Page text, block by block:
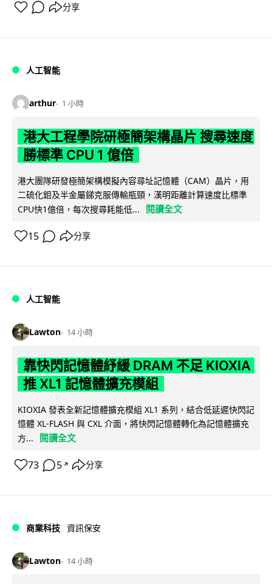
分享
人工智能
arthur 1 小時
港大工程學院研極簡架構晶片 搜尋速度
勝標準 CPU 1 億倍
港大團隊研發極簡架構模擬內容尋址記憶體（CAM）晶片，用
二硫化鉬及半金屬銻克服傳輸瓶頸，漢明距離計算速度比標準
CPU快1億倍，每次搜尋耗能低...
閱讀全文
15 分享
人工智能
Lawton 14 小時
靠快閃記憶體紓緩 DRAM 不足 KIOXIA
推 XL1 記憶體擴充模組
KIOXIA 發表全新記憶體擴充模組 XL1 系列，結合低延遲快閃記
憶體 XL-FLASH 與 CXL 介面，將快閃記憶體轉化為記憶體擴充
方...
閱讀全文
73 5 ↗ 分享
商業科技 資訊保安
Lawton 14 小時